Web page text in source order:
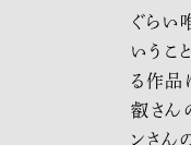
ぐらい
いうこ
る作品
叡さん
ンさん